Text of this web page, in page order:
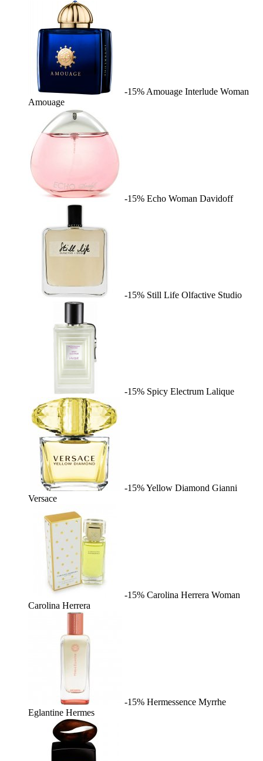
-15% Amouage Interlude Woman
Amouage
-15% Echo Woman Davidoff
-15% Still Life Olfactive Studio
-15% Spicy Electrum Lalique
-15%Yellow Diamond Gianni
Versace
-15% Carolina Herrera Woman
Carolina Herrera
-15% Hermessence Myrrhe
Eglantine Hermes